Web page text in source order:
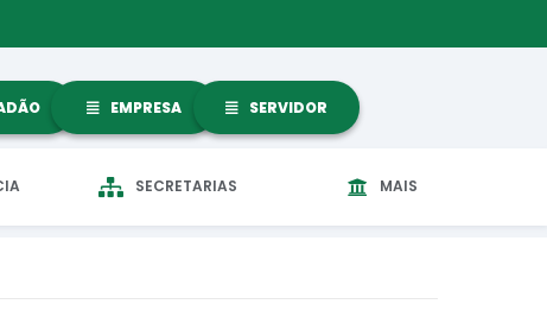
EMPRESA SERVIDOR
SECRETARIAS MAIS